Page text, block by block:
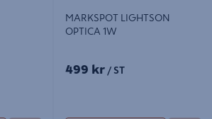
MARKSPOT LIGHTSON
OPTICA 1W
499 kr / ST